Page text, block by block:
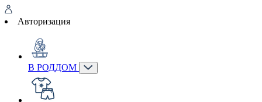
Авторизация
В РОДДОМ